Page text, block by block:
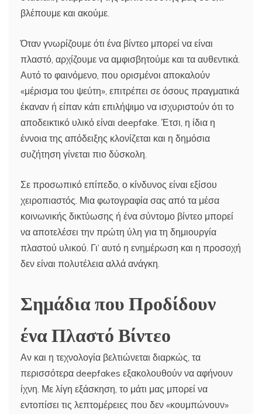
βλέπουμε και ακούμε.
Όταν γνωρίζουμε ότι ένα βίντεο μπορεί να είναι
πλαστό, αρχίζουμε να αμφισβητούμε και τα αυθεντικά.
Αυτό το φαινόμενο, που ορισμένοι αποκαλούν
«μέρισμα του ψεύτη», επιτρέπει σε όσους πραγματικά
έκαναν ή είπαν κάτι επιλήψιμο να ισχυριστούν ότι το
αποδεικτικό υλικό είναι deepfake. Έτσι, η ίδια η
έννοια της απόδειξης κλονίζεται και η δημόσια
συζήτηση γίνεται πιο δύσκολη.
Σε προσωπικό επίπεδο, ο κίνδυνος είναι εξίσου
χειροπιαστός. Μια φωτογραφία σας από τα μέσα
κοινωνικής δικτύωσης ή ένα σύντομο βίντεο μπορεί
να αποτελέσει την πρώτη ύλη για τη δημιουργία
πλαστού υλικού. Γι’ αυτό η ενημέρωση και η προσοχή
δεν είναι πολυτέλεια αλλά ανάγκη.
Σημάδια που Προδίδουν
ένα Πλαστό Βίντεο
Αν και η τεχνολογία βελτιώνεται διαρκώς, τα
περισσότερα deepfakes εξακολουθούν να αφήνουν
ίχνη. Με λίγη εξάσκηση, το μάτι μας μπορεί να
εντοπίσει τις λεπτομέρειες που δεν «κουμπώνουν»